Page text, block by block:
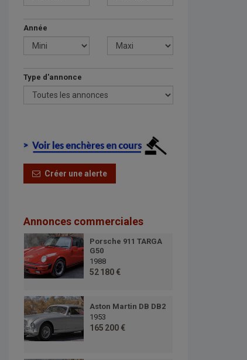
Année
Type d'annonce
Créer une alerte
Annonces commerciales
Porsche 911 TARGA
G50
1988
52 180 €
Aston Martin DB DB2
1953
165 200 €